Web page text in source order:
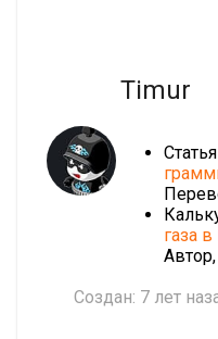
Timur
газа
Создан: 7 лет